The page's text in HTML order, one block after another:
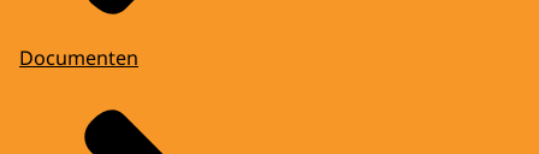
Documenten